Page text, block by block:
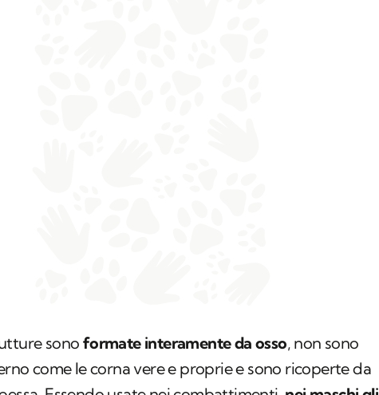
sono formate interamente da osso, non sono
come le corna vere e proprie e sono ricoperte da